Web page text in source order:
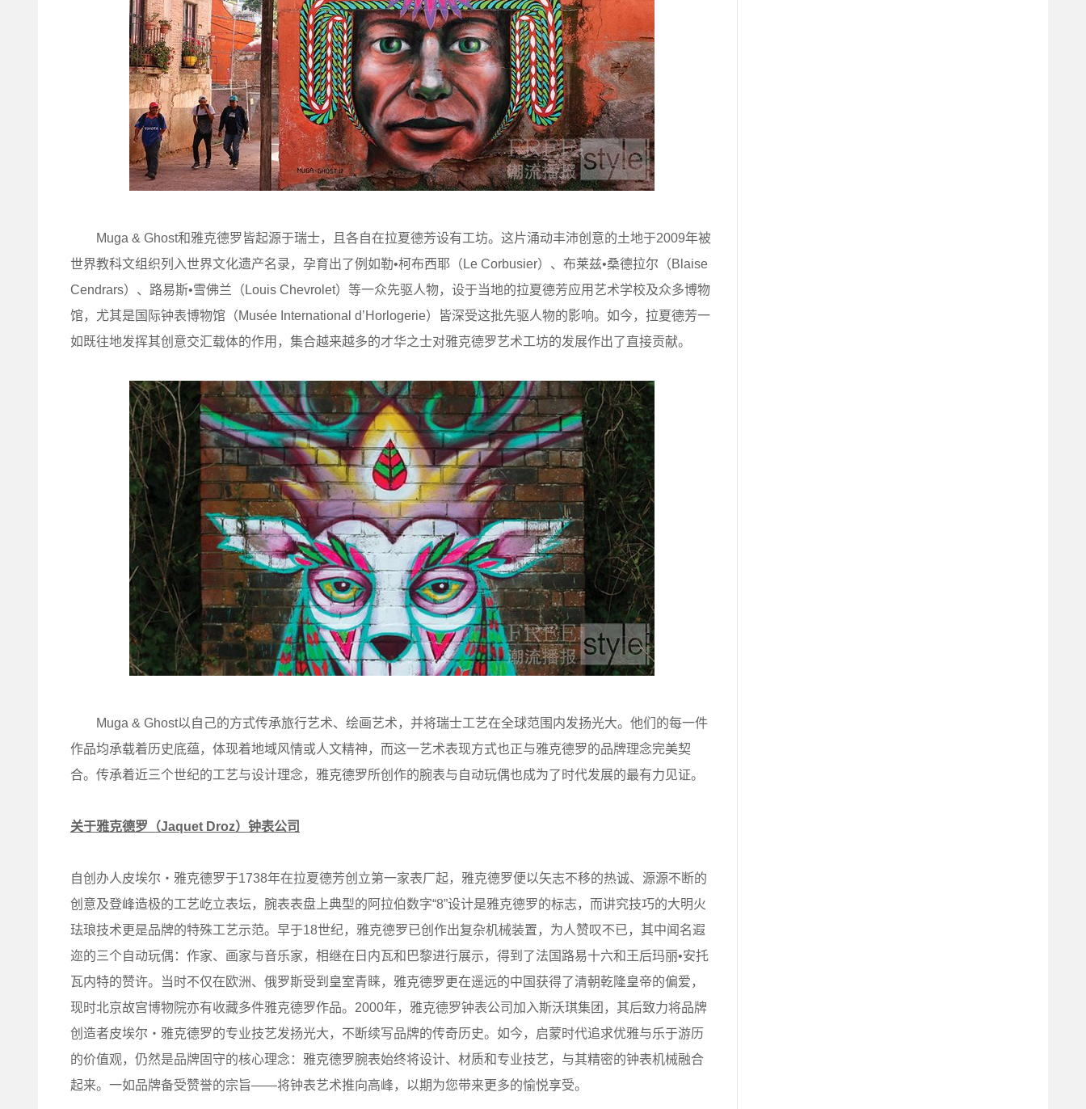
Muga & Ghost和雅克德罗皆起源于瑞士，且各自在拉夏德芳设有工坊。这片涌动丰沛创意的土地于2009年被
世界教科文组织列入世界文化遗产名录，孕育出了例如勒•柯布西耶（Le Corbusier）、布莱兹•桑德拉尔（Blaise
Cendrars）、路易斯•雪佛兰（Louis Chevrolet）等一众先驱人物，设于当地的拉夏德芳应用艺术学校及众多博物
馆，尤其是国际钟表博物馆（Musée International d’Horlogerie）皆深受这批先驱人物的影响。如今，拉夏德芳一
如既往地发挥其创意交汇载体的作用，集合越来越多的才华之士对雅克德罗艺术工坊的发展作出了直接贡献。
Muga & Ghost以自己的方式传承旅行艺术、绘画艺术，并将瑞士工艺在全球范围内发扬光大。他们的每一件
作品均承载着历史底蕴，体现着地域风情或人文精神，而这一艺术表现方式也正与雅克德罗的品牌理念完美契
合。传承着近三个世纪的工艺与设计理念，雅克德罗所创作的腕表与自动玩偶也成为了时代发展的最有力见证。
关于雅克德罗（Jaquet Droz）钟表公司
自创办人皮埃尔‧雅克德罗于1738年在拉夏德芳创立第一家表厂起，雅克德罗便以矢志不移的热诚、源源不断的
创意及登峰造极的工艺屹立表坛，腕表表盘上典型的阿拉伯数字“8”设计是雅克德罗的标志，而讲究技巧的大明火
珐琅技术更是品牌的特殊工艺示范。早于18世纪，雅克德罗已创作出复杂机械装置，为人赞叹不已，其中闻名遐
迩的三个自动玩偶：作家、画家与音乐家，相继在日内瓦和巴黎进行展示，得到了法国路易十六和王后玛丽•安托
瓦内特的赞许。当时不仅在欧洲、俄罗斯受到皇室青睐，雅克德罗更在遥远的中国获得了清朝乾隆皇帝的偏爱，
现时北京故宫博物院亦有收藏多件雅克德罗作品。2000年，雅克德罗钟表公司加入斯沃琪集团，其后致力将品牌
创造者皮埃尔‧雅克德罗的专业技艺发扬光大，不断续写品牌的传奇历史。如今，启蒙时代追求优雅与乐于游历
的价值观，仍然是品牌固守的核心理念：雅克德罗腕表始终将设计、材质和专业技艺，与其精密的钟表机械融合
起来。一如品牌备受赞誉的宗旨——将钟表艺术推向高峰，以期为您带来更多的愉悦享受。